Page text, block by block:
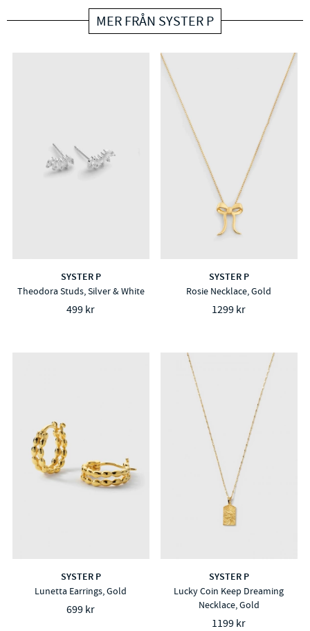
MER FRÅN SYSTER P
SYSTER P
Theodora Studs, Silver & White
499 kr
SYSTER P
Rosie Necklace, Gold
1299 kr
SYSTER P
Lunetta Earrings, Gold
699 kr
SYSTER P
Lucky Coin Keep Dreaming
Necklace, Gold
1199 kr